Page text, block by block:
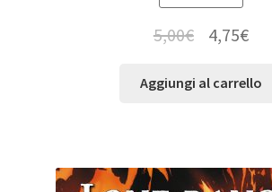
5,00€ 4,75€
Aggiungi al carrello